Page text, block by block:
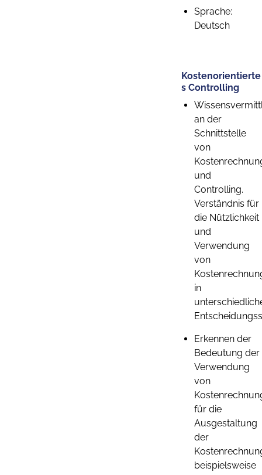
Sprache:
Deutsch
Kostenorientierte
s Controlling
an der
Schnittstelle
von
und
Controlling.
Verständnis für
die Nützlichkeit
und
Verwendung
von
in
Erkennen der
Bedeutung der
Verwendung
von
für die
Ausgestaltung
der
beispielsweise